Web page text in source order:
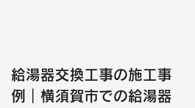
給湯器交換工事の施工事
例｜横須賀市での給湯器